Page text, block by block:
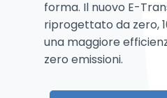
forma. Il nuovo E-
riprogettato da zero,
una maggiore
zero emissioni.